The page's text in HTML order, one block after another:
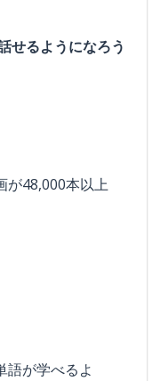
せるようになろう
が48,000本以上
語が学べるよ